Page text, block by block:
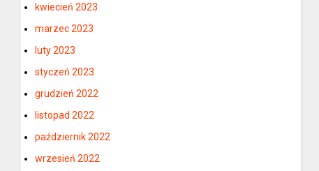
kwiecień 2023
marzec 2023
luty 2023
styczeń 2023
grudzień 2022
listopad 2022
październik 2022
wrzesień 2022